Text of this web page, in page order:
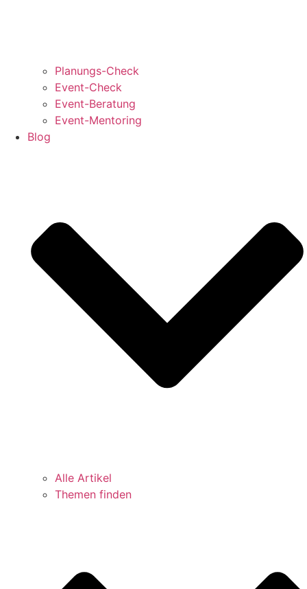
Planungs-Check
Event-Check
Event-Beratung
Event-Mentoring
Blog
Alle Artikel
Themen finden